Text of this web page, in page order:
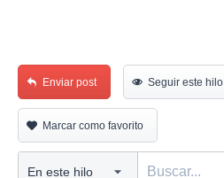
Enviar post Seguir este hilo
Marcar como favorito